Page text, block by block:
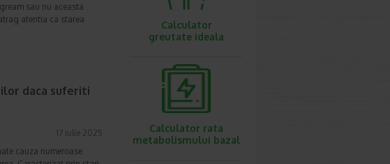
sau nu aceasta
atentia ca starea
daca suferiti
17 iulie 2025
cauza numeroase
Calculator
greutate ideala
Calculator rata
metabolismului bazal